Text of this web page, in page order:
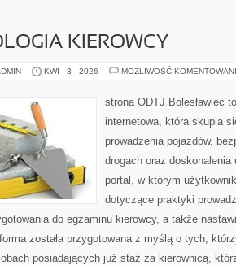
KIEROWCY
KWI - 3 - 2026 MOŻLIWOŚĆ
strona ODTJ Bolesławiec
internetowa, która skupia
prowadzenia pojazdów,
drogach oraz
portal, w którym
dotyczące praktyki
do egzaminu kierowcy, a także
została przygotowana z myślą o tych,
posiadających już staż za kierownicą,